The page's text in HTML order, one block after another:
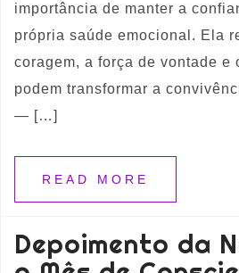
importância de manter a
própria saúde emocional. Ela
coragem, a força de vontade e
podem transformar a
— […]
READ MORE
Depoimento da